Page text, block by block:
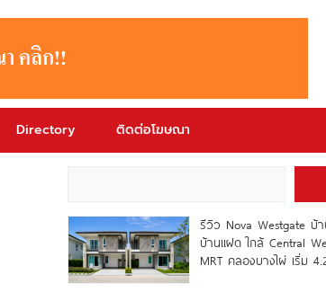
Directory ติดต่อโฆษณา
รีวิว Nova Westgate บ้า
บ้านแฝด ใกล้ Central
MRT คลองบางไผ่ เริ่ม